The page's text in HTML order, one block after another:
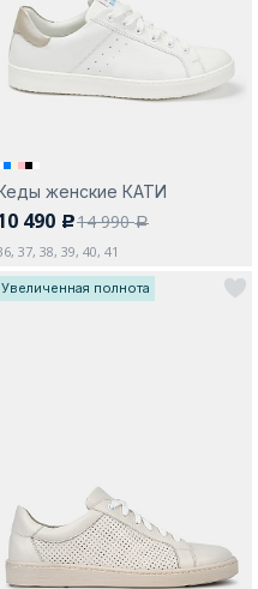
женские КАТИ
490 c14 990a
37, 38, 39, 40, 41
Увеличенная полнота